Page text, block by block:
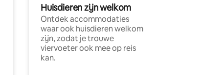
Huisdieren zijn welkom
Ontdek accommodaties
waar ook huisdieren welkom
zijn, zodat je trouwe
viervoeter ook mee op reis
kan.